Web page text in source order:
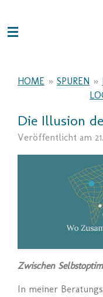
Hauptinhalt
springen
HOME » SPUREN »
Die Illusion
Veröffentlicht am
Zwischen
In meiner